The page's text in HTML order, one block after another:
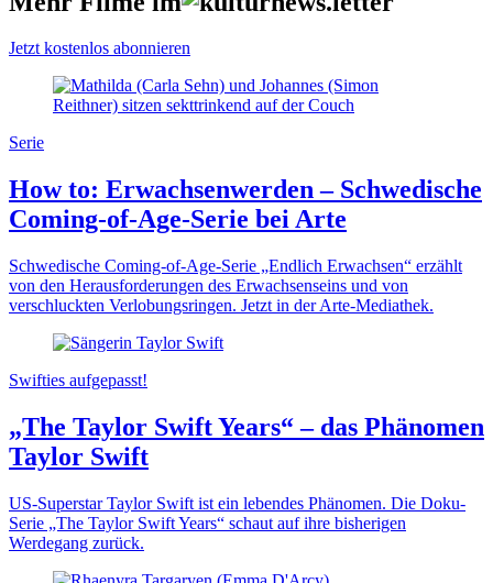
Jetzt kostenlos abonnieren
Serie
How to: Erwachsenwerden – Schwedische
Coming-of-Age-Serie bei Arte
Schwedische Coming-of-Age-Serie „Endlich Erwachsen“ erzählt
von den Herausforderungen des Erwachsenseins und von
verschluckten Verlobungsringen. Jetzt in der Arte-Mediathek.
Swifties aufgepasst!
„The Taylor Swift Years“ – das Phänomen
Taylor Swift
US-Superstar Taylor Swift ist ein lebendes Phänomen. Die Doku-
Serie „The Taylor Swift Years“ schaut auf ihre bisherigen
Werdegang zurück.